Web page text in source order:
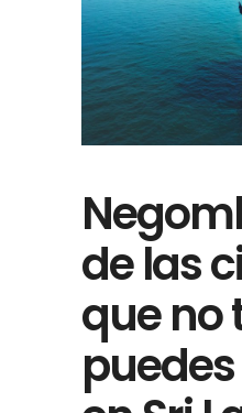
de las
que no